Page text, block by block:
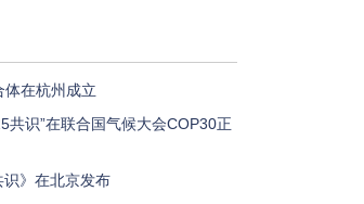
体在杭州成立
共识”在联合国气候大会COP30正
识》在北京发布